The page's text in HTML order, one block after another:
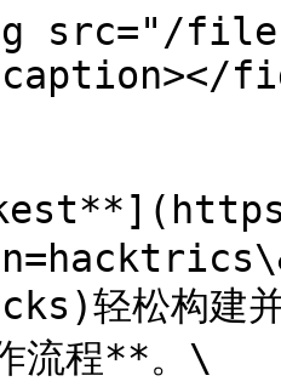
src="/files/
轻松构建并
流程**。\